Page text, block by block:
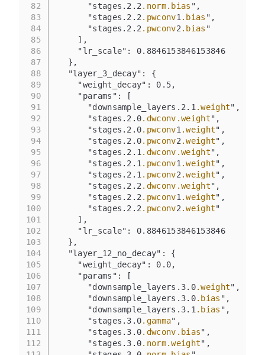
82
83
84
85
86
87
88
89
90
91
92
93
94
95
96
97
98
99
100
101
102
103
104
105
106
107
108
109
110
111
112
      "stages.2.2
.norm.bias ",
      "stages.2.2
.pwconv1 .bias ",
      "stages.2.2
.pwconv2 .bias "
    ],
    "lr_scale": 0.8846153846153846
  },
  "layer_3_decay": {
    "weight_decay": 0.5,
    "params": [
      "downsample_layers.2.1
.weight",
      "stages.2.0
.dwconv .weight",
      "stages.2.0
.pwconv1 .weight",
      "stages.2.0
.pwconv2 .weight",
      "stages.2.1
.dwconv .weight",
      "stages.2.1
.pwconv1 .weight",
      "stages.2.1
.pwconv2 .weight",
      "stages.2.2
.dwconv .weight",
      "stages.2.2
.pwconv1 .weight",
      "stages.2.2
.pwconv2 .weight"
    ],
    "lr_scale": 0.8846153846153846
  },
  "layer_12_no_decay": {
    "weight_decay": 0.0,
    "params": [
      "downsample_layers.3.0
.weight",
      "downsample_layers.3.0
.bias ",
      "downsample_layers.3.1
.bias ",
      "stages.3.0
.gamma",
      "stages.3.0
.dwconv .bias",
      "stages.3.0
.norm.weight",